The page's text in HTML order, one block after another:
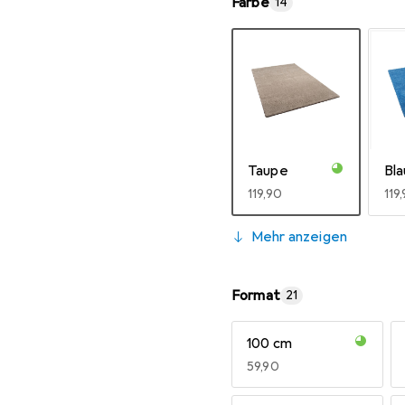
Taupe
EUR
119,90
Natur
EUR
119,90
Mehr anzeigen
Format 21
100 cm
EUR
59,90